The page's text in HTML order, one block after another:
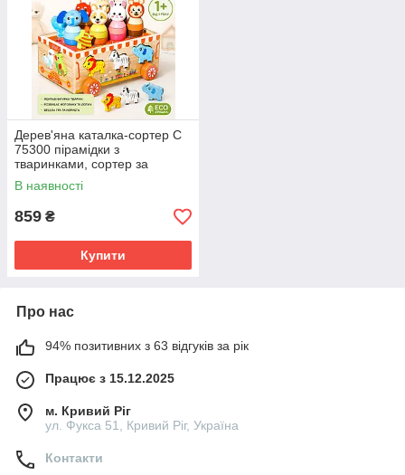
Дерев'яна каталка-сортер C
75300 пірамідки з
тваринками, сортер за
формою, відсік для
зберігання, для дітей від 1
року
В наявності
859 ₴
Купити
Про нас
94% позитивних з 63 відгуків за рік
Працює з 15.12.2025
м. Кривий Ріг
ул. Фукса 51, Кривий Ріг, Україна
Контакти